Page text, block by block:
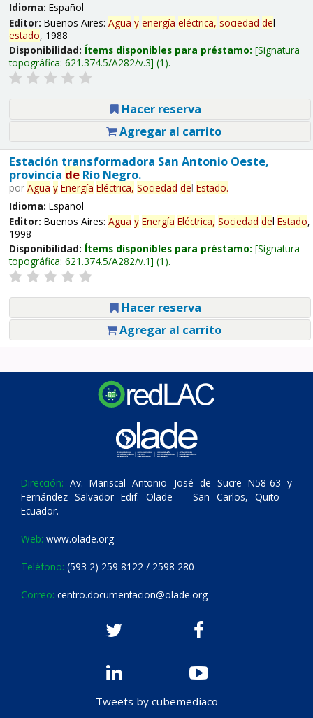
Idioma: Español
Editor: Buenos Aires: Agua y energía eléctrica, sociedad del
estado, 1988
Disponibilidad: Ítems disponibles para préstamo: Signatura
topográfica: 621.374.5/A282/v.3 (1).
Hacer reserva
Agregar al carrito
Estación transformadora San Antonio Oeste,
provincia deRío Negro.
por Agua y Energía Eléctrica, Sociedad del Estado.
Idioma: Español
Editor: Buenos Aires: Agua y Energía Eléctrica, Sociedad del Estado,
1998
Disponibilidad: Ítems disponibles para préstamo: Signatura
topográfica: 621.374.5/A282/v.1 (1).
Hacer reserva
Agregar al carrito
Dirección: Av. Mariscal Antonio José de Sucre N58-63 y
Fernández Salvador Edif. Olade – San Carlos, Quito –
Ecuador.
Web: www.olade.org
Teléfono: (593 2) 259 8122 / 2598 280
Correo: centro.documentacion@olade.org
Tweets by cubemediaco